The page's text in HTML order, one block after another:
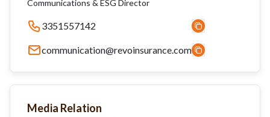
Communications & ESG Director
3351557142
communication@revoinsurance.com
Media Relation